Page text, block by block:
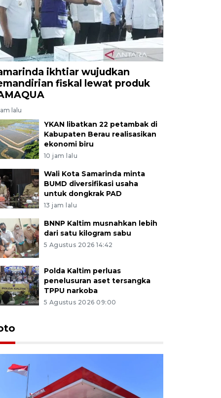
ikhtiar wujudkan
fiskal lewat produk
lalu
YKAN libatkan 22 petambak di
Kabupaten Berau realisasikan
ekonomi biru
10 jam lalu
Wali Kota Samarinda minta
BUMD diversifikasi usaha
untuk dongkrak PAD
13 jam lalu
BNNP Kaltim musnahkan lebih
dari satu kilogram sabu
5 Agustus 2026 14:42
Polda Kaltim perluas
penelusuran aset tersangka
TPPU narkoba
5 Agustus 2026 09:00